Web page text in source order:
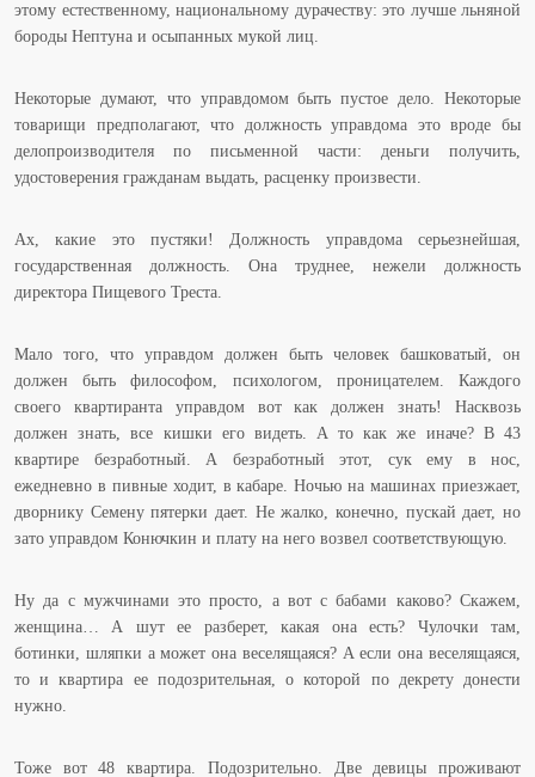
этому естественному, национальному дурачеству: это лучше льняной
бороды Нептуна и осыпанных мукой лиц.
Некоторые думают, что управдомом быть пустое дело. Некоторые
товарищи предполагают, что должность управдома это вроде бы
делопроизводителя по письменной части: деньги получить,
удостоверения гражданам выдать, расценку произвести.
Ах, какие это пустяки! Должность управдома серьезнейшая,
государственная должность. Она труднее, нежели должность
директора Пищевого Треста.
Мало того, что управдом должен быть человек башковатый, он
должен быть философом, психологом, проницателем. Каждого
своего квартиранта управдом вот как должен знать! Насквозь
должен знать, все кишки его видеть. А то как же иначе? В 43
квартире безработный. А безработный этот, сук ему в нос,
ежедневно в пивные ходит, в кабаре. Ночью на машинах приезжает,
дворнику Семену пятерки дает. Не жалко, конечно, пускай дает, но
зато управдом Конючкин и плату на него возвел соответствующую.
Ну да с мужчинами это просто, а вот с бабами каково? Скажем,
женщина… А шут ее разберет, какая она есть? Чулочки там,
ботинки, шляпки а может она веселящаяся? А если она веселящаяся,
то и квартира ее подозрительная, о которой по декрету донести
нужно.
Тоже вот 48 квартира. Подозрительно. Две девицы проживают